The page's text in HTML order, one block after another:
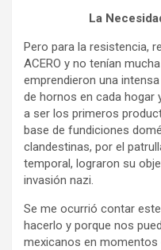
La
Pero para la resistencia,
ACERO y no tenían
emprendieron una
de hornos en cada hogar
a ser los primeros
base de fundiciones
clandestinas, por el
temporal, lograron su
invasión nazi.
Se me ocurrió contar
hacerlo y porque nos
mexicanos en